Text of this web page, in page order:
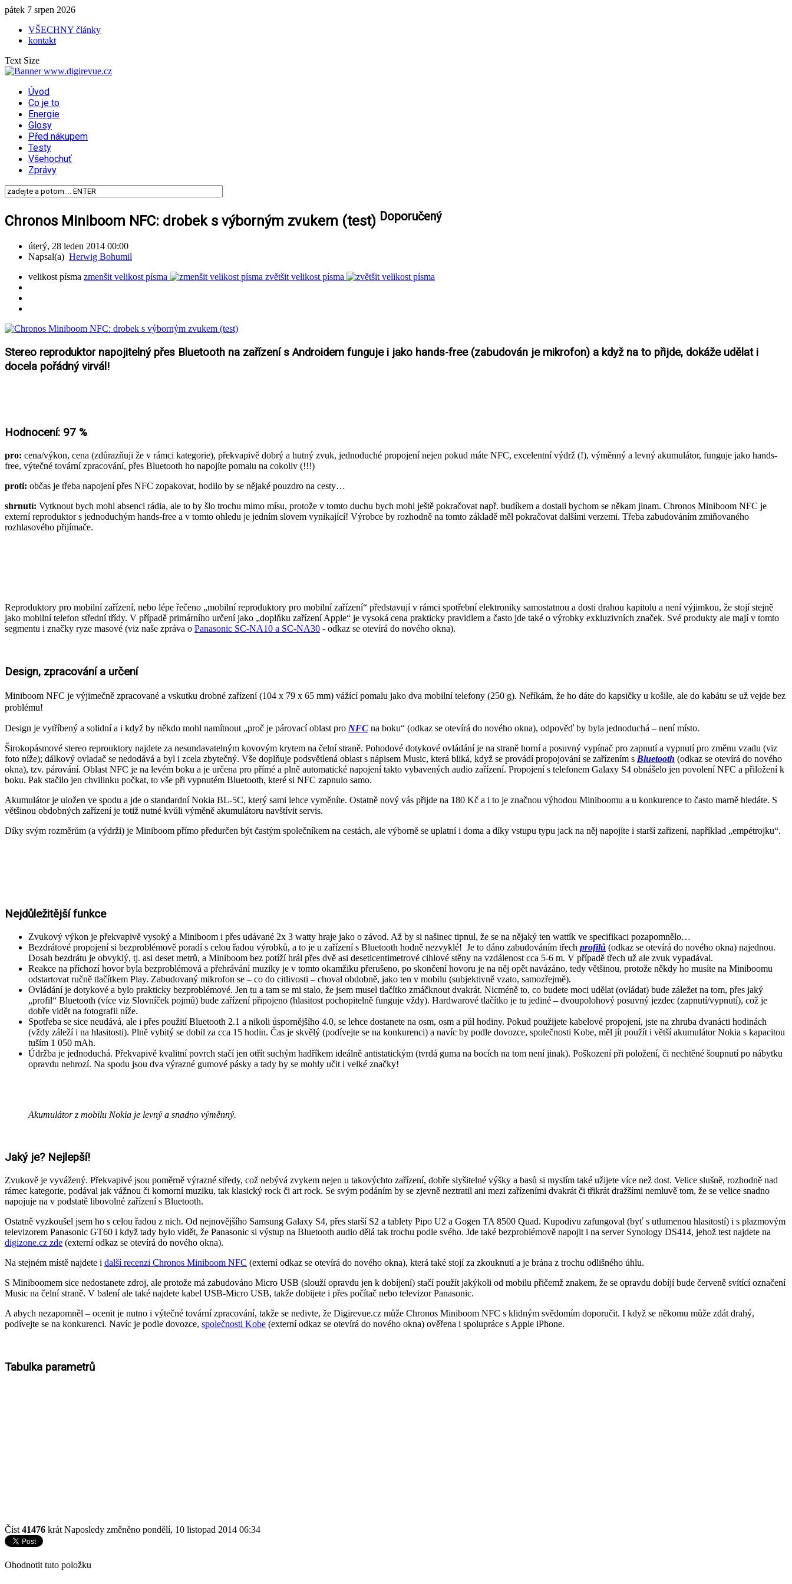
pátek 7 srpen 2026
VŠECHNY články
kontakt
Text Size
Úvod
Co je to
Energie
Glosy
Před nákupem
Testy
Všehochuť
Zprávy
Chronos Miniboom NFC: drobek s výborným zvukem (test) Doporučený
úterý, 28 leden 2014 00:00
Napsal(a) Herwig Bohumil
velikost písma zmenšit velikost písma zvětšit velikost písma
Stereo reproduktor napojitelný přes Bluetooth na zařízení s Androidem funguje i jako hands-free (zabudován je mikrofon) a když na to přijde, dokáže udělat i
docela pořádný virvál!
Hodnocení: 97 %
pro: cena/výkon, cena (zdůrazňuji že v rámci kategorie), překvapivě dobrý a hutný zvuk, jednoduché propojení nejen pokud máte NFC, excelentní výdrž (!), výměnný a levný akumulátor, funguje jako hands-
free, výtečné tovární zpracování, přes Bluetooth ho napojíte pomalu na cokoliv (!!!)
proti: občas je třeba napojení přes NFC zopakovat, hodilo by se nějaké pouzdro na cesty…
shrnutí: Vytknout bych mohl absenci rádia, ale to by šlo trochu mimo mísu, protože v tomto duchu bych mohl ještě pokračovat např. budíkem a dostali bychom se někam jinam. Chronos Miniboom NFC je
externí reproduktor s jednoduchým hands-free a v tomto ohledu je jedním slovem vynikající! Výrobce by rozhodně na tomto základě měl pokračovat dalšími verzemi. Třeba zabudováním zmiňovaného
rozhlasového přijímače.
Reproduktory pro mobilní zařízení, nebo lépe řečeno „mobilní reproduktory pro mobilní zařízení“ představují v rámci spotřební elektroniky samostatnou a dosti drahou kapitolu a není výjimkou, že stojí stejně
jako mobilní telefon střední třídy. V případě primárního určení jako „doplňku zařízení Apple“ je vysoká cena prakticky pravidlem a často jde také o výrobky exkluzivních značek. Své produkty ale mají v tomto
segmentu i značky ryze masové (viz naše zpráva o Panasonic SC-NA10 a SC-NA30 - odkaz se otevírá do nového okna).
Design, zpracování a určení
Miniboom NFC je výjimečně zpracované a vskutku drobné zařízení (104 x 79 x 65 mm) vážící pomalu jako dva mobilní telefony (250 g). Neříkám, že ho dáte do kapsičky u košile, ale do kabátu se už vejde bez
problému!
Design je vytříbený a solidní a i když by někdo mohl namítnout „proč je párovací oblast pro NFC na boku“ (odkaz se otevírá do nového okna), odpověď by byla jednoduchá – není místo.
Širokopásmové stereo reprouktory najdete za nesundavatelným kovovým krytem na čelní straně. Pohodové dotykové ovládání je na straně horní a posuvný vypínač pro zapnutí a vypnutí pro změnu vzadu (viz
foto níže); dálkový ovladač se nedodává a byl i zcela zbytečný. Vše doplňuje podsvětlená oblast s nápisem Music, která bliká, když se provádí propojování se zařízením s Bluetooth (odkaz se otevírá do nového
okna), tzv. párování. Oblast NFC je na levém boku a je určena pro přímé a plně automatické napojení takto vybavených audio zařízení. Propojení s telefonem Galaxy S4 obnášelo jen povolení NFC a přiložení k
boku. Pak stačilo jen chvilinku počkat, to vše při vypnutém Bluetooth, které si NFC zapnulo samo.
Akumulátor je uložen ve spodu a jde o standardní Nokia BL-5C, který sami lehce vyměníte. Ostatně nový vás přijde na 180 Kč a i to je značnou výhodou Miniboomu a u konkurence to často marně hledáte. S
většinou obdobných zařízení je totiž nutné kvůli výměně akumulátoru navštívit servis.
Díky svým rozměrům (a výdrži) je Miniboom přímo předurčen být častým společníkem na cestách, ale výborně se uplatní i doma a díky vstupu typu jack na něj napojíte i starší zařizení, například „empétrojku“.
Nejdůležitější funkce
Zvukový výkon je překvapivě vysoký a Miniboom i přes udávané 2x 3 watty hraje jako o závod. Až by si našinec tipnul, že se na nějaký ten wattík ve specifikaci pozapomnělo…
Bezdrátové propojení si bezproblémově poradí s celou řadou výrobků, a to je u zařízení s Bluetooth hodně nezvyklé! Je to dáno zabudováním třech profilů (odkaz se otevírá do nového okna) najednou.
Dosah bezdrátu je obvyklý, tj. asi deset metrů, a Miniboom bez potíží hrál přes dvě asi deseticentimetrové cihlové stěny na vzdálenost cca 5-6 m. V případě třech už ale zvuk vypadával.
Reakce na příchozí hovor byla bezproblémová a přehrávání muziky je v tomto okamžiku přerušeno, po skončení hovoru je na něj opět navázáno, tedy většinou, protože někdy ho musíte na Miniboomu
odstartovat ručně tlačítkem Play. Zabudovaný mikrofon se – co do citlivosti – choval obdobně, jako ten v mobilu (subjektivně vzato, samozřejmě).
Ovládání je dotykové a bylo prakticky bezproblémové. Jen tu a tam se mi stalo, že jsem musel tlačítko zmáčknout dvakrát. Nicméně to, co budete moci udělat (ovládat) bude záležet na tom, přes jaký
„profil“ Bluetooth (více viz Slovníček pojmů) bude zařízení připojeno (hlasitost pochopitelně funguje vždy). Hardwarové tlačítko je tu jediné – dvoupolohový posuvný jezdec (zapnutí/vypnutí), což je
dobře vidět na fotografii níže.
Spotřeba se sice neudává, ale i přes použití Bluetooth 2.1 a nikoli úspornějšího 4.0, se lehce dostanete na osm, osm a půl hodiny. Pokud použijete kabelové propojení, jste na zhruba dvanácti hodinách
(vždy záleží i na hlasitosti). Plně vybitý se dobil za cca 15 hodin. Čas je skvělý (podívejte se na konkurenci) a navíc by podle dovozce, společnosti Kobe, měl jít použít i větší akumulátor Nokia s kapacitou
tuším 1 050 mAh.
Údržba je jednoduchá. Překvapivě kvalitní povrch stačí jen otřít suchým hadříkem ideálně antistatickým (tvrdá guma na bocích na tom není jinak). Poškození při položení, či nechtěné šoupnutí po nábytku
opravdu nehrozí. Na spodu jsou dva výrazné gumové pásky a tady by se mohly učit i velké značky!
Akumulátor z mobilu Nokia je levný a snadno výměnný.
Jaký je? Nejlepší!
Zvukově je vyvážený. Překvapivé jsou poměrně výrazné středy, což nebývá zvykem nejen u takovýchto zařízení, dobře slyšitelné výšky a basů si myslím také užijete více než dost. Velice slušně, rozhodně nad
rámec kategorie, podával jak vážnou či komorní muziku, tak klasický rock či art rock. Se svým podáním by se zjevně neztratil ani mezi zařízeními dvakrát či třikrát dražšími nemluvě tom, že se velice snadno
napojuje na v podstatě libovolné zařízení s Bluetooth.
Ostatně vyzkoušel jsem ho s celou řadou z nich. Od nejnovějšího Samsung Galaxy S4, přes starší S2 a tablety Pipo U2 a Gogen TA 8500 Quad. Kupodivu zafungoval (byť s utlumenou hlasitostí) i s plazmovým
televizorem Panasonic GT60 i když tady bylo vidět, že Panasonic si výstup na Bluetooth audio dělá tak trochu podle svého. Jde také bezproblémově napojit i na server Synology DS414, jehož test najdete na
digizone.cz zde (externí odkaz se otevírá do nového okna).
Na stejném místě najdete i další recenzi Chronos Miniboom NFC (externí odkaz se otevírá do nového okna), která také stojí za zkouknutí a je brána z trochu odlišného úhlu.
S Miniboomem sice nedostanete zdroj, ale protože má zabudováno Micro USB (slouží opravdu jen k dobíjení) stačí použít jakýkoli od mobilu přičemž znakem, že se opravdu dobíjí bude červeně svítící označení
Music na čelní straně. V balení ale také najdete kabel USB-Micro USB, takže dobijete i přes počítač nebo televizor Panasonic.
A abych nezapomněl – ocenit je nutno i výtečné tovární zpracování, takže se nedivte, že Digirevue.cz může Chronos Miniboom NFC s klidným svědomím doporučit. I když se někomu může zdát drahý,
podívejte se na konkurenci. Navíc je podle dovozce, společnosti Kobe (externí odkaz se otevírá do nového okna) ověřena i spolupráce s Apple iPhone.
Tabulka parametrů
Číst41476 krátNaposledy změněno pondělí, 10 listopad 2014 06:34
Ohodnotit tuto položku